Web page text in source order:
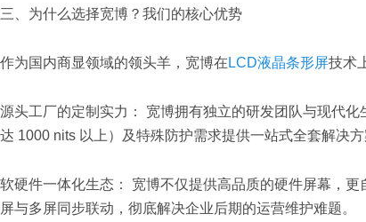
三、为什么选择宽博？我们的核心优势
作为国内商显领域的领头羊，宽博在 LCD液晶条形屏技术
源头工厂的定制实力： 宽博拥有独立的研发团队与现代
达 1000 nits 以上）及特殊防护需求提供一站式全套解决方
软硬件一体化生态： 宽博不仅提供高品质的硬件屏幕，
屏与多屏同步联动，彻底解决企业后期的运营维护难题。